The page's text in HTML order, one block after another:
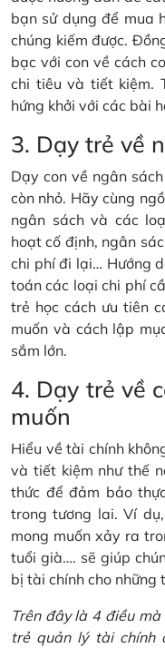
bạn sử dụng để mua
chúng kiếm được.
bạc với con về cách
chi tiêu và tiết kiệm.
hứng khởi với các bài
3. Dạy trẻ về
Dạy con về ngân
còn nhỏ. Hãy cùng
ngân sách và các
hoạt cố định, ngân
chi phí đi lại… Hướng
toán các loại chi phí
trẻ học cách ưu tiên
muốn và cách lập
sắm lớn.
4. Dạy trẻ về
muốn
Hiểu về tài chính
và tiết kiệm như thế
thức để đảm bảo
trong tương lai. Ví
mong muốn xảy ra
tuổi già…. sẽ giúp
bị tài chính cho những
Trên đây là 4 điều
trẻ quản lý tài chính